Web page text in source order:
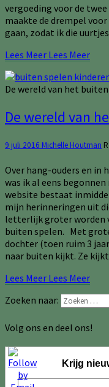
vergoeding voor de
maakte de drempel
gaan, zodat ik die
Lees Meer Lees Meer
De wereld van het
De wereld van
9 juli 2016 Michelle Houtman
Over hang-ouders en in
was ik al eens
website bestaat
mijn herinneringen uit
letterlijk groter worden
buiten spelen. Met
dochter (toen ruim 3
naar buiten kijkt. Ze
Lees Meer Lees Meer
Zoeken naar:
Volg ons en deel ons!
Krijg